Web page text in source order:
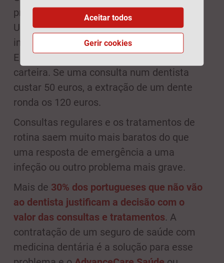
prevenção é melhor que uma intervenção.
Um acompanhamento médico regular
impede que os seus dentes se deteriorem.
E isso terá reflexos na sua saúde e na sua
carteira. Se uma consulta num dentista
custar 50 euros, a extração de um dente
ronda os 120 euros.
Consultas regulares e os tratamentos de
rotina saem muito mais baratos do que
uma resposta de emergência a uma
infeção ou outro problema mais grave.
Mais de 30% dos portugueses que não vão
ao dentista justificam a decisão com o
valor das consultas e tratamentos. A
contratação de um seguro de saúde com
medicina dentária é a solução para esse
Gerir cookies
Aceitar todos